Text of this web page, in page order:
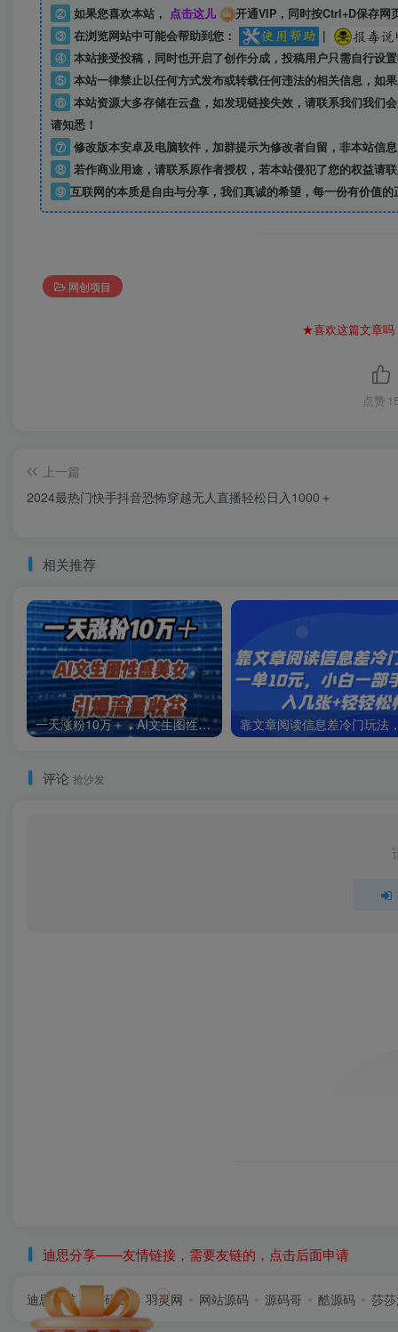
×
② 如果您喜欢本站， 点击这儿
开通VIP，同时按Ctrl+D保存网
③ 在浏览网站中可能会帮助到您：
|
④ 本站接受投稿，同时也开启了创作分成，投稿用户只需自行设
⑤ 本站一律禁止以任何方式发布或转载任何违法的相关信息，如
⑥ 本站资源大多存储在云盘，如发现链接失效，请联系我们我们
请知悉！
⑦ 修改版本安卓及电脑软件，加群提示为修改者自留， 非本站信息
⑧ 若作商业用途，请联系原作者授权，若本站侵犯了您的权益请
⑨ 互联网的本质是自由与分享，我们真诚的希望，每一份有价值
网创项目
★喜欢这篇文章吗
点赞
上一篇
2024最热门快手抖音恐怖穿越无人直播轻松日入1000＋
相关推荐
一天涨粉10万＋，AI文生图性感美女，引爆流量收益
评论 抢沙发
迪思分享——友情链接，需要友链的，点击后面申请
迪思导航 首码逸 羽灵网 网站源码 源码哥 酷源码 莎